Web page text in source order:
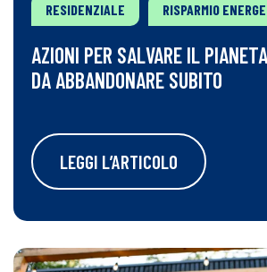
RESIDENZIALE RISPARMIO
AZIONI PER SALVARE IL
DA ABBANDONARE SUBITO
LEGGI L’ARTICOLO